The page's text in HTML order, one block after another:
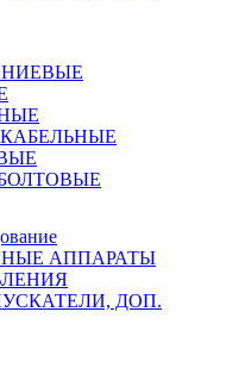
АППАРАТЫ
ДОП.